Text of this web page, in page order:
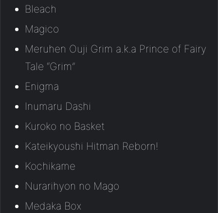
Bleach
Magico
Meruhen Ouji Grim a.k.a Prince of Fairy
Tale “Grim”
Enigma
Inumaru Dashi
Kuroko no Basket
Kateikyoushi Hitman Reborn!
Kochikame
Nurarihyon no Mago
Medaka Box